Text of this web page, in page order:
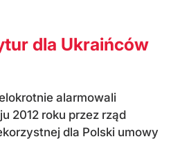
dla Ukraińców
alarmowali
2012 roku przez rząd
dla Polski umowy